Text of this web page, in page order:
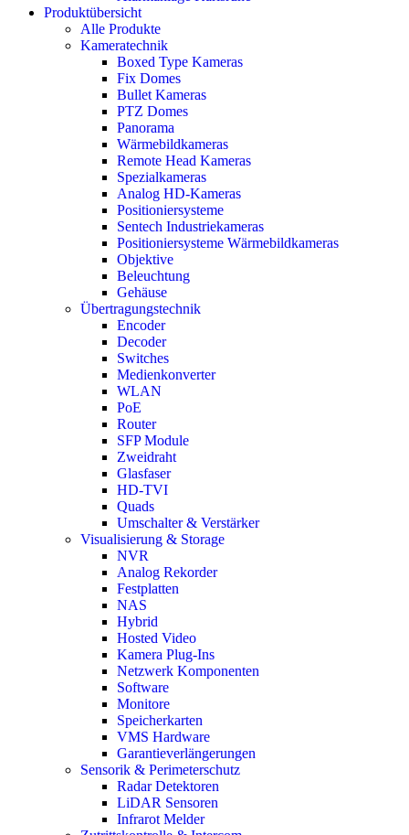
Produktübersicht
Alle Produkte
Kameratechnik
Boxed Type Kameras
Fix Domes
Bullet Kameras
PTZ Domes
Panorama
Wärmebildkameras
Remote Head Kameras
Spezialkameras
Analog HD-Kameras
Positioniersysteme
Sentech Industriekameras
Positioniersysteme Wärmebildkameras
Objektive
Beleuchtung
Gehäuse
Übertragungstechnik
Encoder
Decoder
Switches
Medienkonverter
WLAN
PoE
Router
SFP Module
Zweidraht
Glasfaser
HD-TVI
Quads
Umschalter & Verstärker
Visualisierung & Storage
NVR
Analog Rekorder
Festplatten
NAS
Hybrid
Hosted Video
Kamera Plug-Ins
Netzwerk Komponenten
Software
Monitore
Speicherkarten
VMS Hardware
Garantieverlängerungen
Sensorik & Perimeterschutz
Radar Detektoren
LiDAR Sensoren
Infrarot Melder